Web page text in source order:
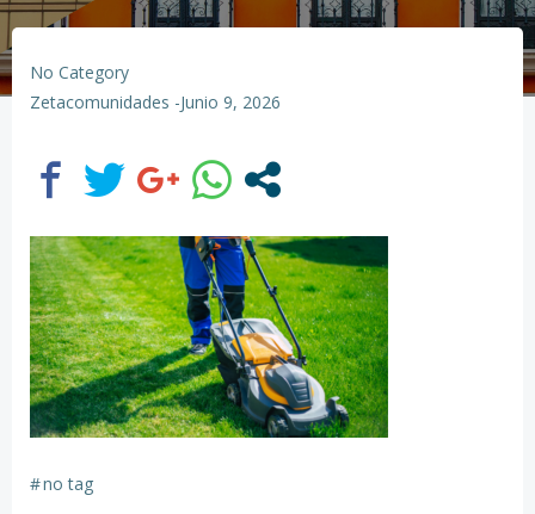
No Category
Zetacomunidades -Junio 9, 2026
#no tag